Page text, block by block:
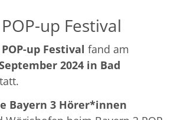
up Festival
up Festival fand am
2024 in Bad
Bayern 3 Hörer*innen